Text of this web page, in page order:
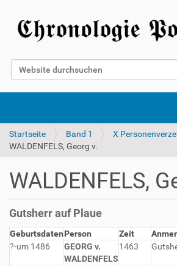
Website durchsuchen
Startseite Band 1
X
WALDENFELS, Georg v.
WALDENFELS,
Gutsherr auf Plaue
GeburtsdatenPerson Zeit
?-um 1486
GEORG v.
WALDENFELS
1463